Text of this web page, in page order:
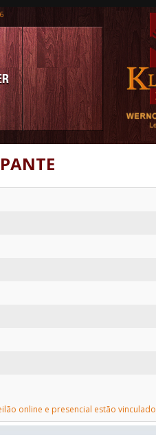
online e presencial estão